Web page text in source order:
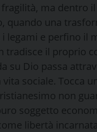
ma dentro
quando una
i legami e perfino il
tradisce il proprio
su Dio passa
sociale. Tocca
non
soggetto
libertà